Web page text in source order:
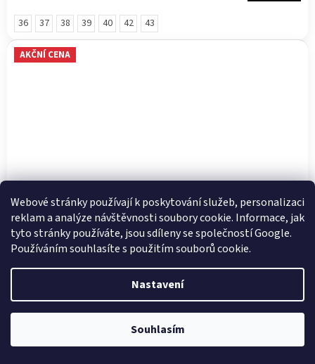
Webové stránky používají k poskytování služeb, personalizaci
reklam a analýze návštěvnosti soubory cookie. Informace, jak
tyto stránky používáte, jsou sdíleny se společností Google.
Používáním souhlasíte s použitím souborů cookie.
Nastavení
Souhlasím
36 37 38 39 40 42 43
AKČNÍ CENA
DÁMSKÉ ŽABKY RIEKER V1461-90 STŘÍBRNÁ
Skladem
SLEVA -40 %